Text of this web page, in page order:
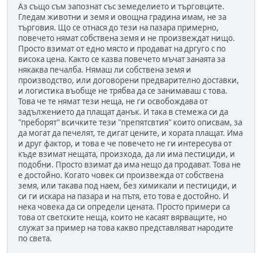
Аз също съм запознат със земеделието и търговците.
Гледам животни и земя и овощна градина имам, не за
търговия. Що се отнася до тези на пазара примерно,
повечето нямат собствена земя и не произвеждат нищо.
Просто взимат от едно място и продават на дргуго с по
висока цена. Както се казва повечето мъчат занаята за
някаква печалба. Нямаш ли собствена земя и
производство, или договорени предварително доставки,
и логистика въобще не трябва да се занимаваш с това.
Това че те нямат тези неща, не ги освобождава от
задължението да плащат данък. И така в стемежа си да
"преборят" всичките тези "препятсвтия" които описвам, за
да могат да печелят, те дигат цените, и хората плащат. Има
и друг фактор, и това е че повечето не ги интересува от
къде взимат нещата, произхода, да ли има пестициди, и
подобни. Просто взимат да има нещо да продават. Това не
е достойно. Когато човек си произвежда от собствена
земя, или такава под наем, без химикали и пестициди, и
си ги искара на пазара и на пътя, ето това е достойно. И
нека човека да си определи цената. Просто примери са
това от светските неща, които не касаят вярващите, но
служат за пример на това какво представляват народите
по света.